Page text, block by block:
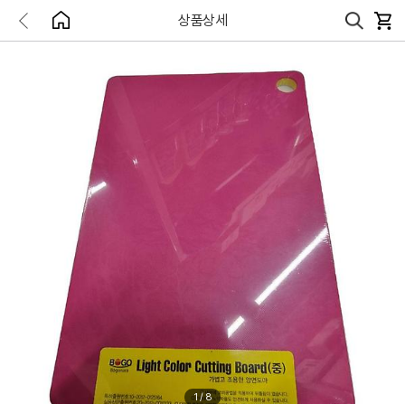
상품상세
1/8